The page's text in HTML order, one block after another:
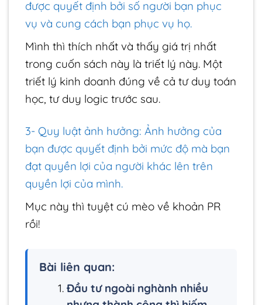
được quyết định bởi số người bạn phục
vụ và cung cách bạn phục vụ họ.
Mình thì thích nhất và thấy giá trị nhất
trong cuốn sách này là triết lý này. Một
triết lý kinh doanh đúng về cả tư duy toán
học, tư duy logic trước sau.
3- Quy luật ảnh hưởng: Ảnh hưởng của
bạn được quyết định bởi mức độ mà bạn
đạt quyền lợi của người khác lên trên
quyền lợi của mình.
Mục này thì tuyệt cú mèo về khoản PR
rồi!
Bài liên quan:
Đầu tư ngoài nghành nhiều